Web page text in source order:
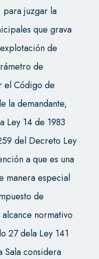
para juzgar la
que grava
de
de
el Código de
la demandante,
Ley 14 de 1983
del Decreto Ley
a que es una
manera especial
de
normativo
27 dela Ley 141
Sala considera